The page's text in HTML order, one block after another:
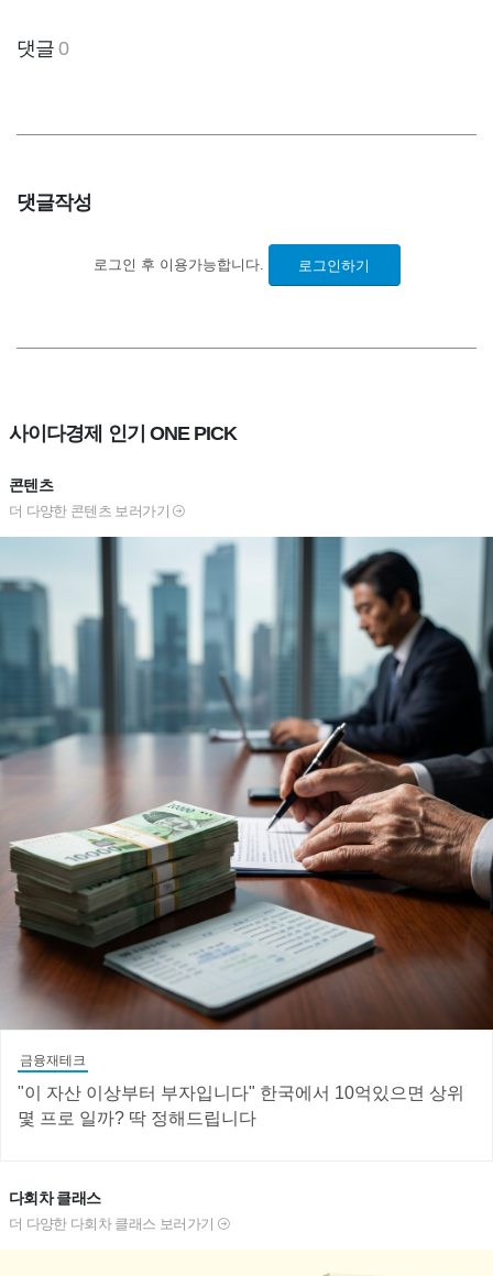
댓글0
댓글작성
로그인 후 이용가능합니다. 로그인하기
사이다경제 인기 ONE PICK
콘텐츠
더 다양한 콘텐츠 보러가기
금융재테크
"이 자산 이상부터 부자입니다" 한국에서 10억있으면 상위
몇 프로 일까? 딱 정해드립니다
다회차 클래스
더 다양한 다회차 클래스 보러가기